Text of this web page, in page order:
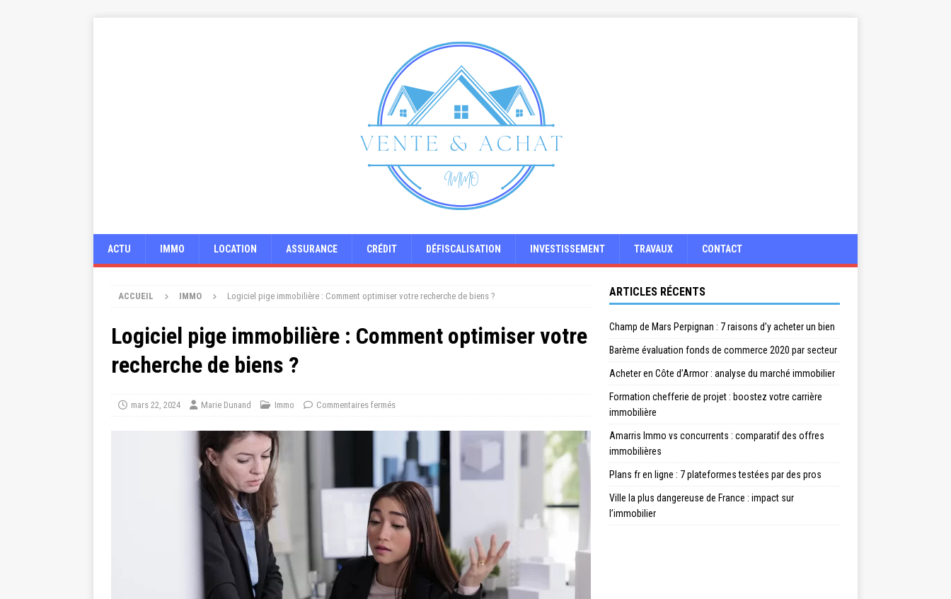
ACTU IMMO LOCATION ASSURANCE CRÉDIT DÉFISCALISATION INVESTISSEMENT TRAVAUX CONTACT
ACCUEIL IMMO Logiciel pige immobilière : Comment optimiser votre recherche de biens ?
Logiciel pige immobilière : Comment optimiser votre
recherche de biens ?
mars 22, 2024 Marie Dunand Immo Commentaires fermés
ARTICLES RÉCENTS
Champ de Mars Perpignan : 7 raisons d’y acheter un bien
Barème évaluation fonds de commerce 2020 par secteur
Acheter en Côte d’Armor : analyse du marché immobilier
Formation chefferie de projet : boostez votre carrière
immobilière
Amarris Immo vs concurrents : comparatif des offres
immobilières
Plans fr en ligne : 7 plateformes testées par des pros
Ville la plus dangereuse de France : impact sur
l’immobilier